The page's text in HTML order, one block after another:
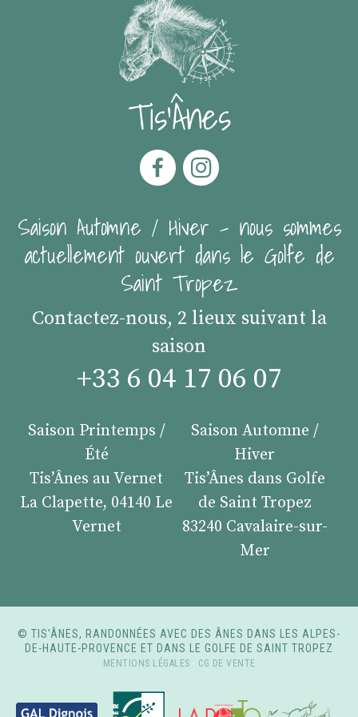
Tis'Ânes
Saison Automne / Hiver - nous sommes
actuellement ouvert dans le Golfe de
Saint Tropez
Contactez-nous, 2 lieux suivant la
saison
+33 6 04 17 06 07
Saison Printemps /
Été
Tis’Ânes au Vernet
La Clapette, 04140 Le
Vernet
Saison Automne /
Hiver
Tis’Ânes dans Golfe
de Saint Tropez
83240 Cavalaire-sur-
Mer
© TIS’ÂNES, RANDONNÉES AVEC DES ÂNES DANS LES ALPES-
DE-HAUTE-PROVENCE ET DANS LE GOLFE DE SAINT TROPEZ
MENTIONS LÉGALES - CG DE VENTE